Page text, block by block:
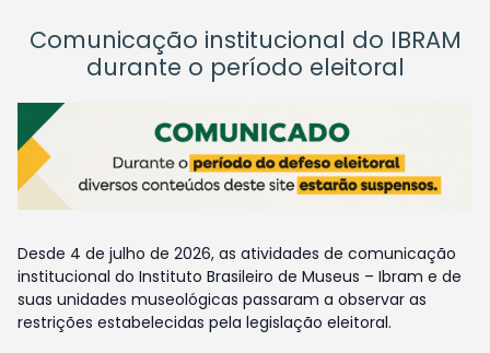
Comunicação institucional do IBRAM
durante o período eleitoral
Desde 4 de julho de 2026, as atividades de comunicação
institucional do Instituto Brasileiro de Museus – Ibram e de
suas unidades museológicas passaram a observar as
restrições estabelecidas pela legislação eleitoral.